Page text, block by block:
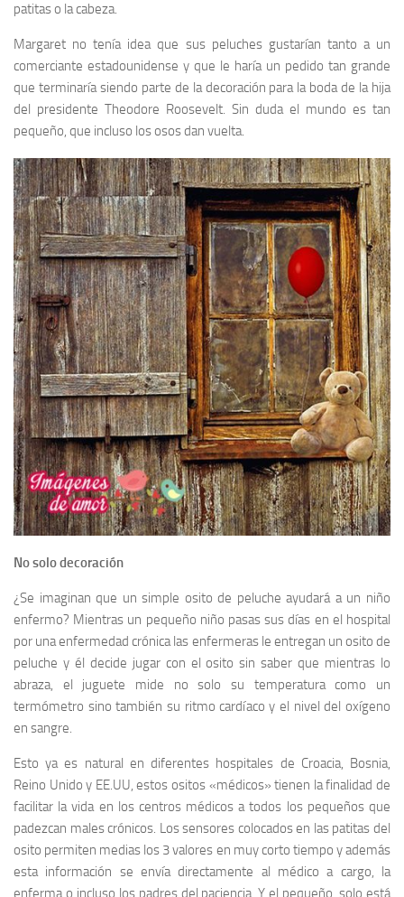
patitas o la cabeza.
Margaret no tenía idea que sus peluches gustarían tanto a un
comerciante estadounidense y que le haría un pedido tan grande
que terminaría siendo parte de la decoración para la boda de la hija
del presidente Theodore Roosevelt. Sin duda el mundo es tan
pequeño, que incluso los osos dan vuelta.
No solo decoración
¿Se imaginan que un simple osito de peluche ayudará a un niño
enfermo? Mientras un pequeño niño pasas sus días en el hospital
por una enfermedad crónica las enfermeras le entregan un osito de
peluche y él decide jugar con el osito sin saber que mientras lo
abraza, el juguete mide no solo su temperatura como un
termómetro sino también su ritmo cardíaco y el nivel del oxígeno
en sangre.
Esto ya es natural en diferentes hospitales de Croacia, Bosnia,
Reino Unido y EE.UU, estos ositos «médicos» tienen la finalidad de
facilitar la vida en los centros médicos a todos los pequeños que
padezcan males crónicos. Los sensores colocados en las patitas del
osito permiten medias los 3 valores en muy corto tiempo y además
esta información se envía directamente al médico a cargo, la
enferma o incluso los padres del paciencia. Y el pequeño, solo está